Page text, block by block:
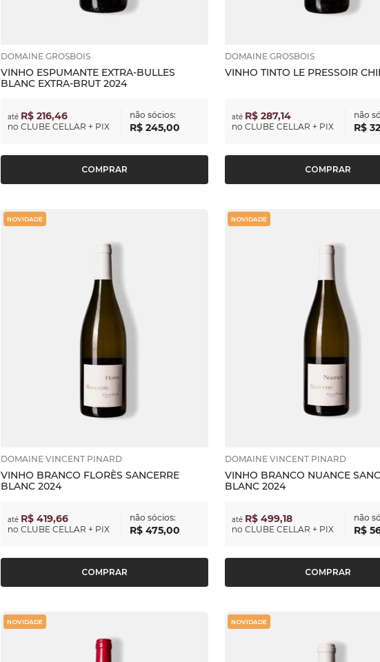
DOMAINE GROSBOIS
VINHO ESPUMANTE EXTRA-BULLES
BLANC EXTRA-BRUT 2024
até R$ 216,46
no CLUBE CELLAR + PIX
não sócios:
R$ 245,00
COMPRAR
DOMAINE GROSBOIS
VINHO TINTO LE PRESSOIR
até R$ 287,14
no CLUBE CELLAR + PIX
não
R$
COMPRAR
NOVIDADE
DOMAINE VINCENT PINARD
VINHO BRANCO FLORÈS SANCERRE
BLANC 2024
até R$ 419,66
no CLUBE CELLAR + PIX
não sócios:
R$ 475,00
COMPRAR
NOVIDADE
DOMAINE VINCENT PINARD
VINHO BRANCO NUANCE
BLANC 2024
até R$ 499,18
no CLUBE CELLAR + PIX
não
R$
COMPRAR
NOVIDADE NOVIDADE